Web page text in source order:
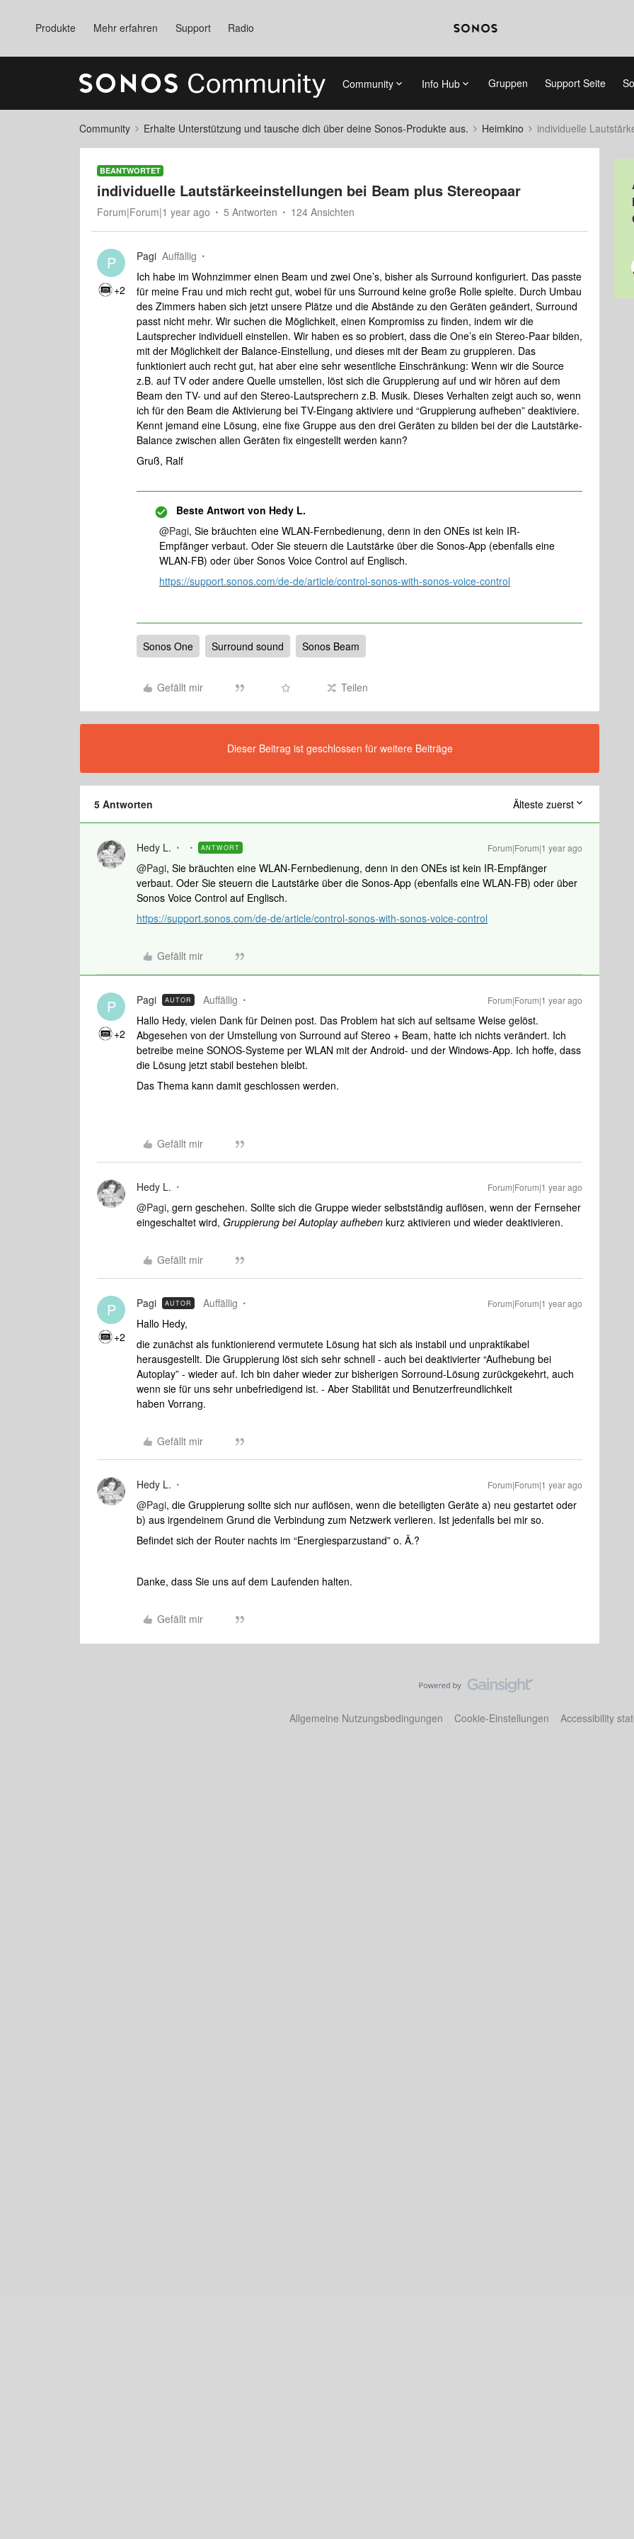
Produkte Mehr erfahren Support Radio
Community Info Hub Gruppen Support Seite
Community Erhalte Unterstützung und tausche dich über deine Sonos-Produkte aus. Heimkino individuelle
BEANTWORTET
individuelle Lautstärkeeinstellungen bei Beam plus Stereopaar
Forum|Forum|1 year ago 5 Antworten 124 Ansichten
P
+2
Pagi Auffällig
Ich habe im Wohnzimmer einen Beam und zwei One’s, bisher als Surround konfiguriert. Das passte
für meine Frau und mich recht gut, wobei für uns Surround keine große Rolle spielte. Durch Umbau
des Zimmers haben sich jetzt unsere Plätze und die Abstände zu den Geräten geändert, Surround
passt nicht mehr. Wir suchen die Möglichkeit, einen Kompromiss zu finden, indem wir die
Lautsprecher individuell einstellen. Wir haben es so probiert, dass die One’s ein Stereo-Paar bilden,
mit der Möglichkeit der Balance-Einstellung, und dieses mit der Beam zu gruppieren. Das
funktioniert auch recht gut, hat aber eine sehr wesentliche Einschränkung: Wenn wir die Source
z.B. auf TV oder andere Quelle umstellen, löst sich die Gruppierung auf und wir hören auf dem
Beam den TV- und auf den Stereo-Lautsprechern z.B. Musik. Dieses Verhalten zeigt auch so, wenn
ich für den Beam die Aktivierung bei TV-Eingang aktiviere und “Gruppierung aufheben” deaktiviere.
Kennt jemand eine Lösung, eine fixe Gruppe aus den drei Geräten zu bilden bei der die Lautstärke-
Balance zwischen allen Geräten fix eingestellt werden kann?
Gruß, Ralf
Beste Antwort von Hedy L.
@Pagi, Sie bräuchten eine WLAN-Fernbedienung, denn in den ONEs ist kein IR-
Empfänger verbaut. Oder Sie steuern die Lautstärke über die Sonos-App (ebenfalls eine
WLAN-FB) oder über Sonos Voice Control auf Englisch.
https://support.sonos.com/de-de/article/control-sonos-with-sonos-voice-control
Sonos One Surround sound Sonos Beam
Gefällt mir Teilen
Dieser Beitrag ist geschlossen für weitere Beiträge
5 Antworten Älteste zuerst
Hedy L. ANTWORT Forum|Forum|1 year ago
@Pagi, Sie bräuchten eine WLAN-Fernbedienung, denn in den ONEs ist kein IR-Empfänger
verbaut. Oder Sie steuern die Lautstärke über die Sonos-App (ebenfalls eine WLAN-FB) oder über
Sonos Voice Control auf Englisch.
https://support.sonos.com/de-de/article/control-sonos-with-sonos-voice-control
Gefällt mir
P
+2
Pagi AUTOR Auffällig Forum|Forum|1 year ago
Hallo Hedy, vielen Dank für Deinen post. Das Problem hat sich auf seltsame Weise gelöst.
Abgesehen von der Umstellung von Surround auf Stereo + Beam, hatte ich nichts verändert. Ich
betreibe meine SONOS-Systeme per WLAN mit der Android- und der Windows-App. Ich hoffe, dass
die Lösung jetzt stabil bestehen bleibt.
Das Thema kann damit geschlossen werden.
Gefällt mir
Hedy L. Forum|Forum|1 year ago
@Pagi, gern geschehen. Sollte sich die Gruppe wieder selbstständig auflösen, wenn der Fernseher
eingeschaltet wird, Gruppierung bei Autoplay aufheben kurz aktivieren und wieder deaktivieren.
Gefällt mir
P
+2
Pagi AUTOR Auffällig Forum|Forum|1 year ago
Hallo Hedy,
die zunächst als funktionierend vermutete Lösung hat sich als instabil und unpraktikabel
herausgestellt. Die Gruppierung löst sich sehr schnell - auch bei deaktivierter “Aufhebung bei
Autoplay” - wieder auf. Ich bin daher wieder zur bisherigen Sorround-Lösung zurückgekehrt, auch
wenn sie für uns sehr unbefriedigend ist. - Aber Stabilität und Benutzerfreundlichkeit
haben Vorrang.
Gefällt mir
Hedy L. Forum|Forum|1 year ago
@Pagi, die Gruppierung sollte sich nur auflösen, wenn die beteiligten Geräte a) neu gestartet oder
b) aus irgendeinem Grund die Verbindung zum Netzwerk verlieren. Ist jedenfalls bei mir so.
Befindet sich der Router nachts im “Energiesparzustand” o. Ä.?
Danke, dass Sie uns auf dem Laufenden halten.
Gefällt mir
Allgemeine Nutzungsbedingungen Cookie-Einstellungen Accessibility